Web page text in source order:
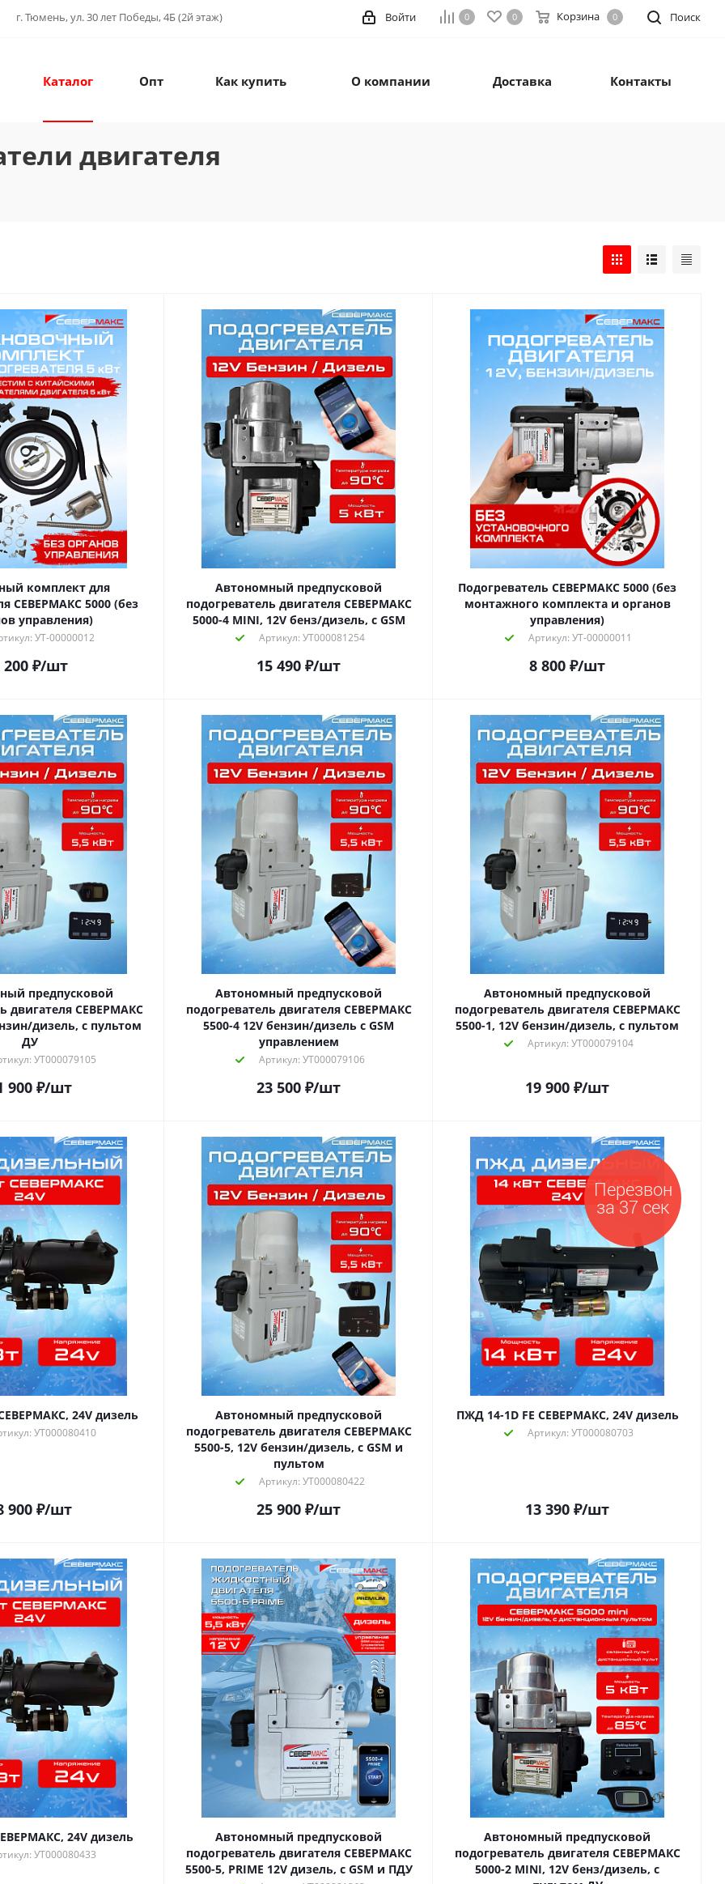
г. Тюмень, ул. 30 лет Победы, 4Б (2й этаж) Поиск
0 0 Корзина 0
Войти
Каталог Опт Как купить О компании Доставка Контакты
двигателя
комплект для
СЕВЕРМАКС 5000 (без
управления)
УТ-00000012
200 ₽/шт
Автономный предпусковой
подогреватель двигателя СЕВЕРМАКС
5000-4 MINI, 12V бенз/дизель, с GSM
Артикул: УТ000081254
15 490 ₽/шт
Подогреватель СЕВЕРМАКС 5000 (без
монтажного комплекта и органов
управления)
Артикул: УТ-00000011
8 800 ₽/шт
предпусковой
двигателя СЕВЕРМАКС
дизель, с пультом
ДУ
УТ000079105
900 ₽/шт
Автономный предпусковой
подогреватель двигателя СЕВЕРМАКС
5500-4 12V бензин/дизель с GSM
управлением
Артикул: УТ000079106
23 500 ₽/шт
Автономный предпусковой
подогреватель двигателя СЕВЕРМАКС
5500-1, 12V бензин/дизель, с пультом
Артикул: УТ000079104
19 900 ₽/шт
24V дизель
УТ000080410
900 ₽/шт
Автономный предпусковой
подогреватель двигателя СЕВЕРМАКС
5500-5, 12V бензин/дизель, с GSM и
пультом
Артикул: УТ000080422
25 900 ₽/шт
ПЖД 14-1D FE СЕВЕРМАКС, 24V дизель
Артикул: УТ000080703
13 390 ₽/шт
24V дизель
УТ000080433
Автономный предпусковой
подогреватель двигателя СЕВЕРМАКС
5500-5, PRIME 12V дизель, с GSM и ПДУ
Автономный предпусковой
подогреватель двигателя СЕВЕРМАКС
5000-2 MINI, 12V бенз/дизель, с